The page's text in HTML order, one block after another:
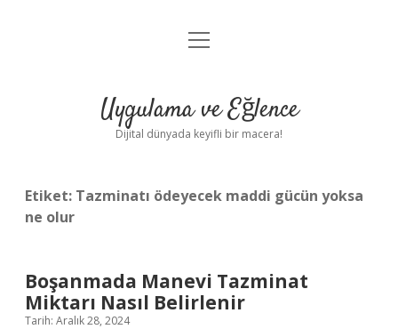
Anasayfa
Yasal Uyarı
menüyü
Uygulama ve Eğlence
Dijital dünyada keyifli bir macera!
Etiket: Tazminatı ödeyecek maddi gücün yoksa
ne olur
Boşanmada Manevi Tazminat
Miktarı Nasıl Belirlenir
Tarih: Aralık 28, 2024